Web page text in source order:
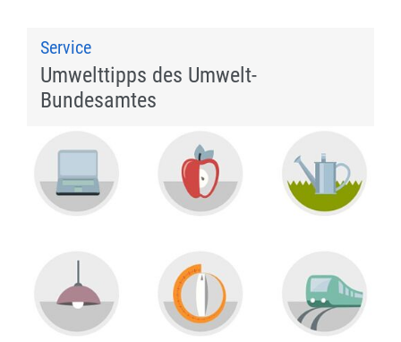
Service
Umwelttipps des Umwelt-
Bundesamtes